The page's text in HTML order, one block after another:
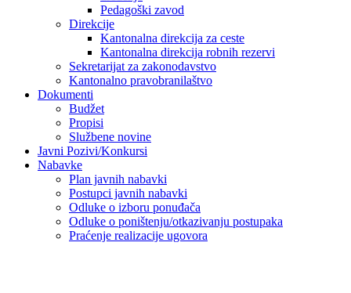
Pedagoški zavod
Direkcije
Kantonalna direkcija za ceste
Kantonalna direkcija robnih rezervi
Sekretarijat za zakonodavstvo
Kantonalno pravobranilaštvo
Dokumenti
Budžet
Propisi
Službene novine
Javni Pozivi/Konkursi
Nabavke
Plan javnih nabavki
Postupci javnih nabavki
Odluke o izboru ponuđača
Odluke o poništenju/otkazivanju postupaka
Praćenje realizacije ugovora